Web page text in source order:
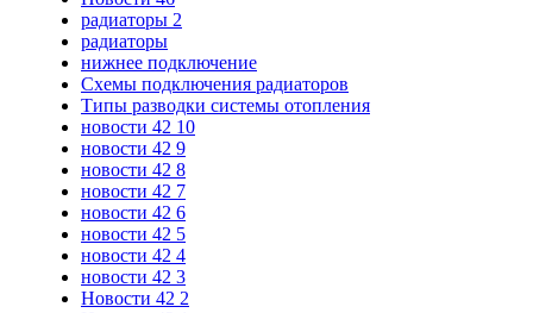
радиаторы 2
радиаторы
нижнее подключение
Схемы подключения радиаторов
Типы разводки системы отопления
новости 42 10
новости 42 9
новости 42 8
новости 42 7
новости 42 6
новости 42 5
новости 42 4
новости 42 3
Новости 42 2